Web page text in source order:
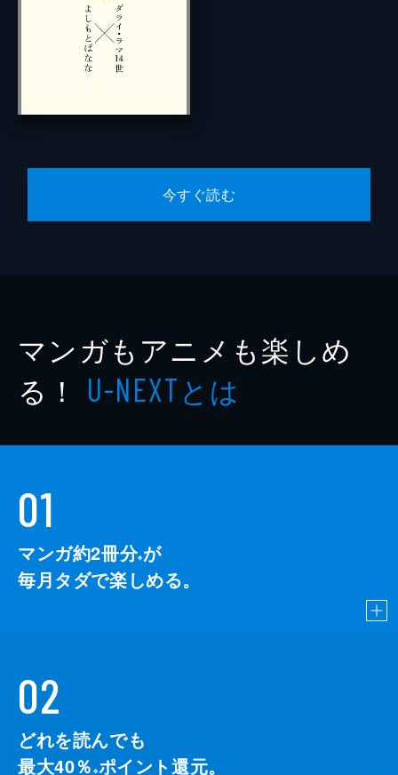
今すぐ読む
マンガもアニメも楽しめ
る！ U-NEXTとは
01
マンガ約2冊分※が
毎月タダで楽しめる。
02
どれを読んでも
最大40％ ※ポイント還元。